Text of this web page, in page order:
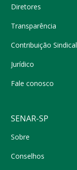
Diretores
Transparência
Contribuição Sindical
Jurídico
Fale conosco
SENAR-SP
Sobre
Conselhos